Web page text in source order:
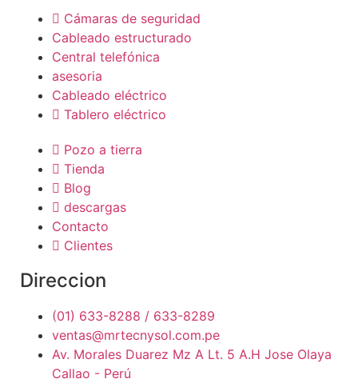
Cámaras de seguridad
Cableado estructurado
Central telefónica
asesoria
Cableado eléctrico
Tablero eléctrico
Pozo a tierra
Tienda
Blog
descargas
Contacto
Clientes
Direccion
(01) 633-8288 / 633-8289
ventas@mrtecnysol.com.pe
Av. Morales Duarez Mz A Lt. 5 A.H Jose Olaya
Callao - Perú